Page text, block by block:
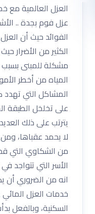
عزل فوم بجدة ..
الفوائد حيث أن
الكثير من الأضرار
مشكلة للمبنى بسبب
المياه من أخطر
المشاكل التي تهدد
على تخلخل الطبقة
يترتب على ذلك
لا يحمد عقباها،
من الشكاوي التي
الأسر التي تتواجد
انه من الضروري أن
خدمات العزل
السكنية، وبالفعل